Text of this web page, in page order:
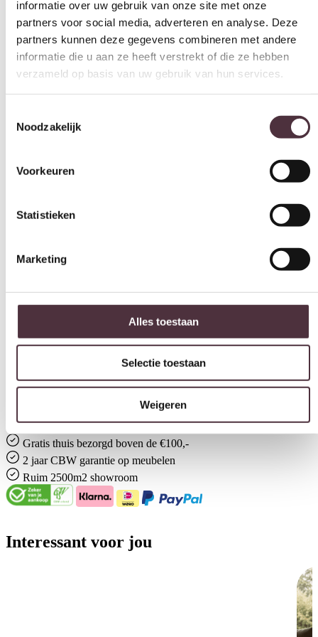
partners kunnen deze gegevens combineren met andere
informatie die u aan ze heeft verstrekt of die ze hebben
verzameld op basis van uw gebruik van hun services.
Toestemmingsselectie
Voorkeuren
Statistieken
Marketing
Selectie toestaan
Weigeren
Breedte (cm)
73,5 cm
Hoogte (cm)
Zitdiepte (cm)
Zithoogte (cm)
42 cm
Armleuningen
Ja
Armhoogte (cm)
Merk
Gemonteerd geleverd
Gratis thuis bezorgd boven de €100,-
2 jaar CBW garantie op meubelen
Ruim 2500m2 showroom
Interessant voor jou